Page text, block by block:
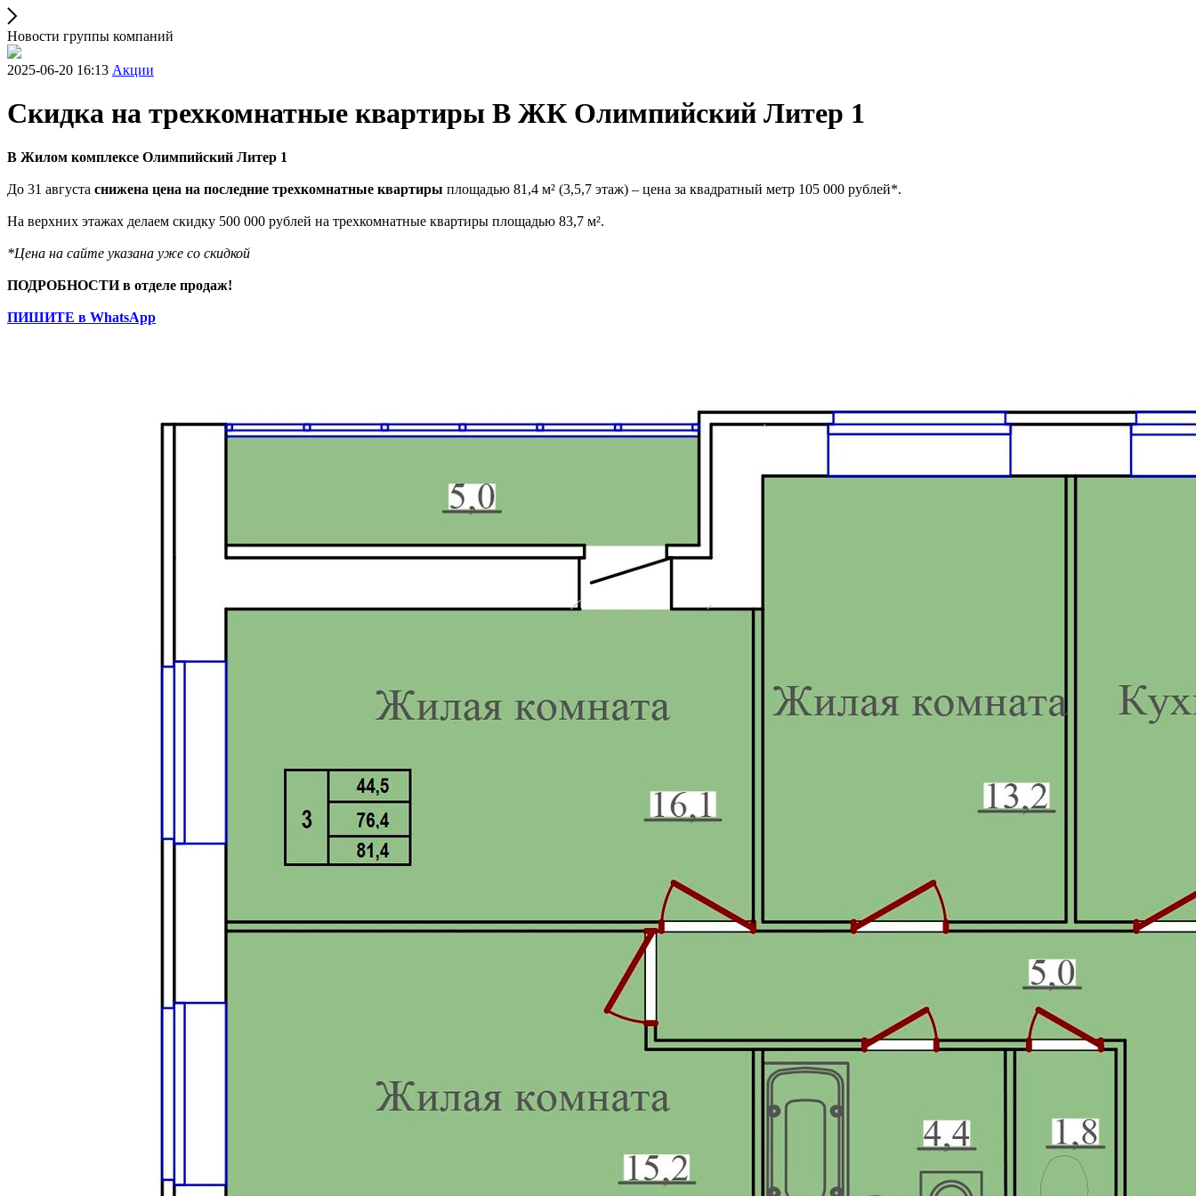
Новости группы компаний
2025-06-20 16:13 Акции
Скидка на трехкомнатные квартиры В ЖК Олимпийский Литер 1
В Жилом комплексе Олимпийский Литер 1
До 31 августа снижена цена на последние трехкомнатные квартиры площадью 81,4 м² (3,5,7 этаж) – цена за квадратный метр 105 000 рублей*.
На верхних этажах делаем скидку 500 000 рублей на трехкомнатные квартиры площадью 83,7 м².
*Цена на сайте указана уже со скидкой
ПОДРОБНОСТИ в отделе продаж!
ПИШИТЕ в WhatsApp